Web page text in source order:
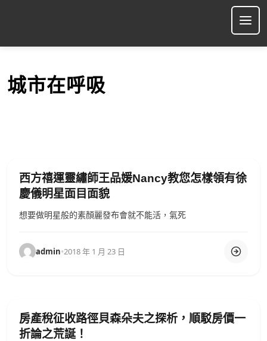
p
城市在呼吸
西方禧運靈繡師王品媛Nancy教您怎樣領有徐
慶儀明星面目面貌
想要做明星般的素顏麗發布會就不能活，氣死
admin•2018 年 1 月 23 日
房產稅征收路徑貝森朵夫之探析，順駁房價一
折論之荒誕！